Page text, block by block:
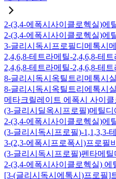
2-(3,4-에폭시사이클로헥실)에
2-(3,4-에폭시사이클로헥실)에
3-글리시독시프로필디메톡시
2,4,6,8-테트라메틸-2,4,6,8-테
2,4,6,8-테트라메틸-2,4,6,8-테
8-글리시독시옥틸트리메톡시
8-글리시독시옥틸트리에톡시
메타크릴레이트 에폭시 사이클
(3-글리시딜옥시프로필)메틸디
2-(3,4-에폭시사이클로헥실)에
(3-글리시독시프로필)-1,1,3,3-
3-(2,3-에폭시프로폭시)프로필
(3-글리시독시프로필)펜타메틸
2-(3,4-에폭시사이클로헥실)
[3-(글리시독시에톡시)프로필]